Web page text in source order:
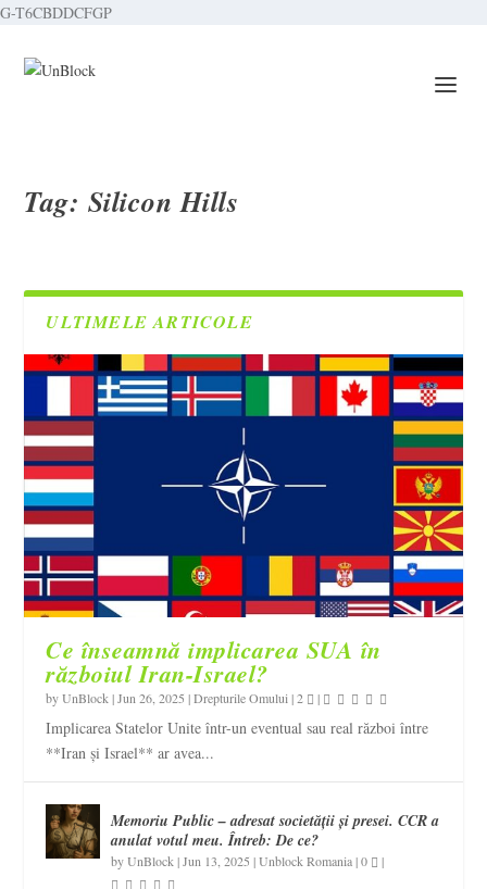
G-T6CBDDCFGP
Tag: Silicon Hills
ULTIMELE ARTICOLE
Ce înseamnă implicarea SUA în
războiul Iran-Israel?
byUnBlock |Jun 26, 2025 |Drepturile Omului |2 |
Implicarea Statelor Unite într-un eventual sau real război între
**Iran și Israel** ar avea...
Memoriu Public – adresat societății și presei. CCR a
anulat votul meu. Întreb: De ce?
byUnBlock |Jun 13, 2025 |Unblock Romania|0 |